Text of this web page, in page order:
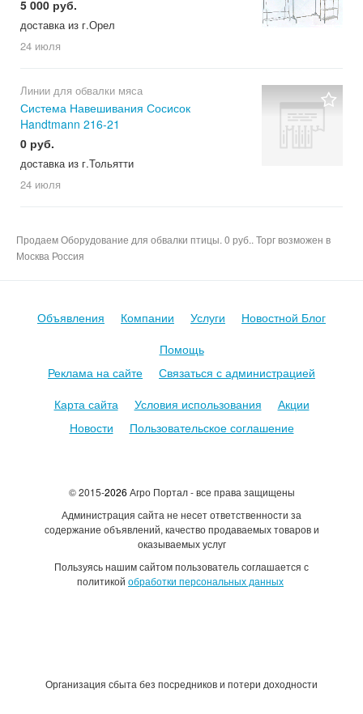
5 000 руб.
доставка из г.Орел
24 июля
Линии для обвалки мяса
Система Навешивания Сосисок
Handtmann 216-21
0 руб.
доставка из г.Тольятти
24 июля
Продаем Оборудование для обвалки птицы. 0 руб.. Торг возможен в
Москва Россия
© 2015-2026 Агро Портал - все права защищены
Администрация сайта не несет ответственности за
содержание объявлений, качество продаваемых товаров и
оказываемых услуг
Пользуясь нашим сайтом пользователь соглашается с
политикой обработки персональных данных
Объявления Компании Услуги
Новостной Блог
Помощь
Реклама на сайте
Связаться с администрацией
Карта сайта
Условия использования
Акции
Новости
Пользовательское соглашение
Организация сбыта без посредников и потери доходности